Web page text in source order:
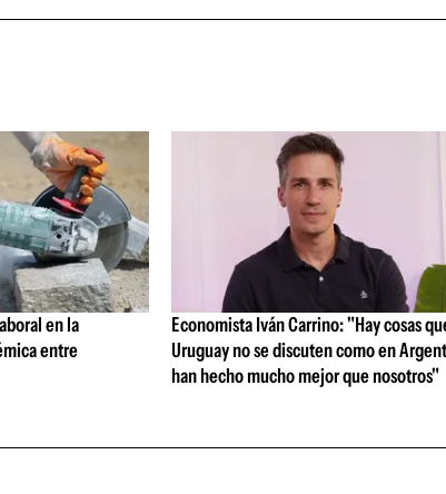
en la
entre
Economista Iván Carrino: "Hay cosas
Uruguay no se discuten como en
han hecho mucho mejor que nosotros"